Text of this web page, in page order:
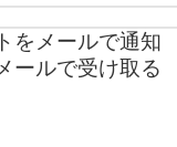
をメールで通知
ールで受け取る